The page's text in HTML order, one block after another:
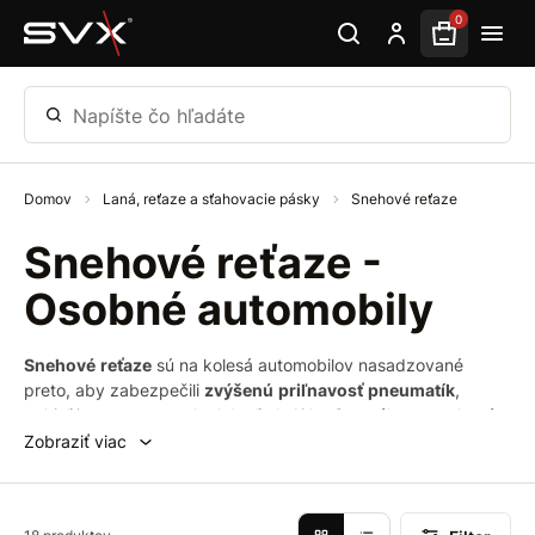
Preskočiť na hlavný obsah 0
Napíšte čo hľadáte
Domov Laná, reťaze a sťahovacie pásky Snehové reťaze
Snehové reťaze -
Osobné automobily
Snehové reťaze sú na kolesá automobilov nasadzované
preto, aby zabezpečili zvýšenú priľnavosť pneumatík,
pokiaľ je na ceste sneh alebo ľad. Aj keď zo zákona snehové
reťaze nemusíte mať stále pri sebe, ide o
ich mal mať pripravené každý, kto sa vydá v zime autom do
vhodnej veľkosti , ktoré
Zobraziť viac